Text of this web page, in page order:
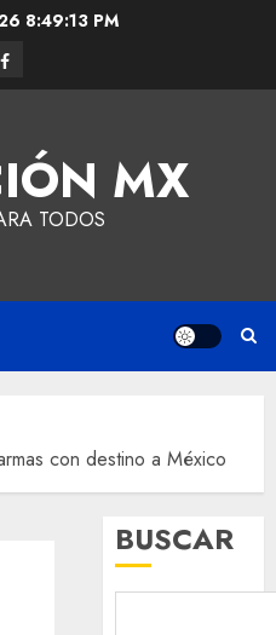
8:49:14 PM
MX
TODOS
con destino a México
BUSCAR